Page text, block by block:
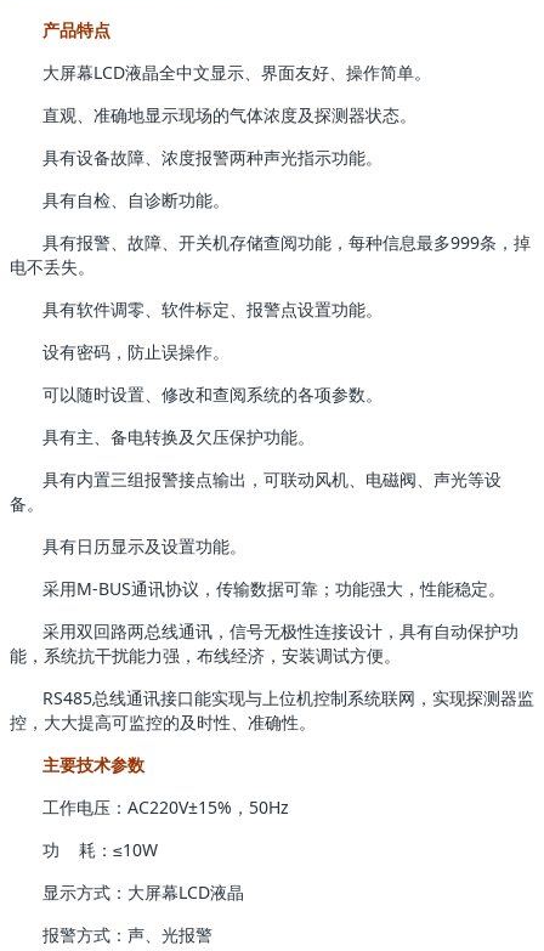
产品特点
大屏幕LCD液晶全中文显示、界面友好、操作简单。
直观、准确地显示现场的气体浓度及探测器状态。
具有设备故障、浓度报警两种声光指示功能。
具有自检、自诊断功能。
具有报警、故障、开关机存储查阅功能，每种信息最多999条，掉
电不丢失。
具有软件调零、软件标定、报警点设置功能。
设有密码，防止误操作。
可以随时设置、修改和查阅系统的各项参数。
具有主、备电转换及欠压保护功能。
具有内置三组报警接点输出，可联动风机、电磁阀、声光等设
备。
具有日历显示及设置功能。
采用M-BUS通讯协议，传输数据可靠；功能强大，性能稳定。
采用双回路两总线通讯，信号无极性连接设计，具有自动保护功
能，系统抗干扰能力强，布线经济，安装调试方便。
RS485总线通讯接口能实现与上位机控制系统联网，实现探测器监
控，大大提高可监控的及时性、准确性。
主要技术参数
工作电压：AC220V±15%，50Hz
功 耗：≤10W
显示方式：大屏幕LCD液晶
报警方式：声、光报警